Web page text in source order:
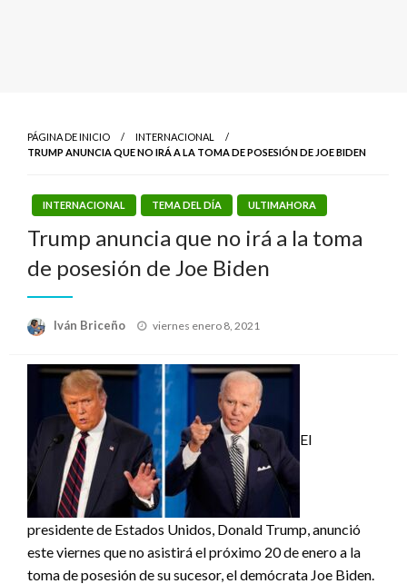
PÁGINA DE INICIO
INTERNACIONAL
TRUMP ANUNCIA QUE NO IRÁ A LA TOMA DE POSESIÓN DE JOE BIDEN
INTERNACIONAL TEMA DEL DÍA ULTIMAHORA
Trump anuncia que no irá a la toma
de posesión de Joe Biden
Iván Briceño
Publicado
viernes enero 8, 2021
El
presidente de Estados Unidos, Donald Trump, anunció
este viernes que no asistirá el próximo 20 de enero a la
toma de posesión de su sucesor, el demócrata Joe Biden.